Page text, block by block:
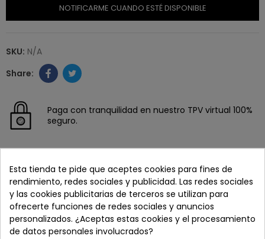
NOTIFICARME CUANDO ESTÉ DISPONIBLE
SKU: N/A
Paga con tranquilidad en nuestro TPV virtual 100%
seguro.
laborables.
Recuerda que tienes 15 días, desde la recepción
del pedido, para solicitar la devolución.
Esta tienda te pide que aceptes cookies para fines de
rendimiento, redes sociales y publicidad. Las redes sociales
y las cookies publicitarias de terceros se utilizan para
ofrecerte funciones de redes sociales y anuncios
personalizados. ¿Aceptas estas cookies y el procesamiento
de datos personales involucrados?